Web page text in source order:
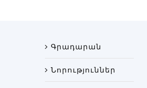
Գրադարան
Նորություններ